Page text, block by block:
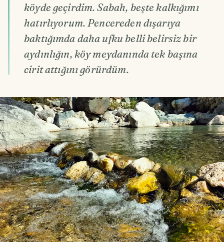
köyde geçirdim. Sabah, beşte kalkığımı
hatırlıyorum. Pencereden dışarıya
baktığımda daha ufku belli belirsiz bir
aydınlığın, köy meydanında tek başına
cirit attığını görürdüm.